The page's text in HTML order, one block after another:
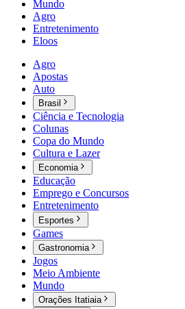
Mundo
Agro
Entretenimento
Eloos
Agro
Apostas
Auto
Brasil
Ciência e Tecnologia
Colunas
Copa do Mundo
Cultura e Lazer
Economia
Educação
Emprego e Concursos
Entretenimento
Esportes
Games
Gastronomia
Jogos
Meio Ambiente
Mundo
Orações Itatiaia